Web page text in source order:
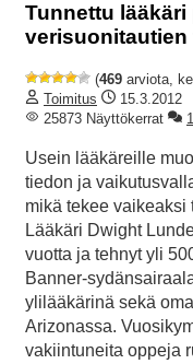
Tunnettu
(469 arviota,
Toimitus
15.3.2012
25873 Näyttökerrat
Usein lääkäreille
tiedon ja
mikä tekee vaikeaksi
Lääkäri Dwight
vuotta ja tehnyt yli
Banner-
ylilääkärinä sekä
Arizonassa.
vakiintuneita oppeja